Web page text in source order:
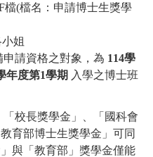
檔(檔名：申請博士生獎學
姐
申請資格之對象，為 114學
年度第1學期 入學之博士班
「校長獎學金」、「國科會
育部博士生獎學金」可同
與「教育部」獎學金僅能